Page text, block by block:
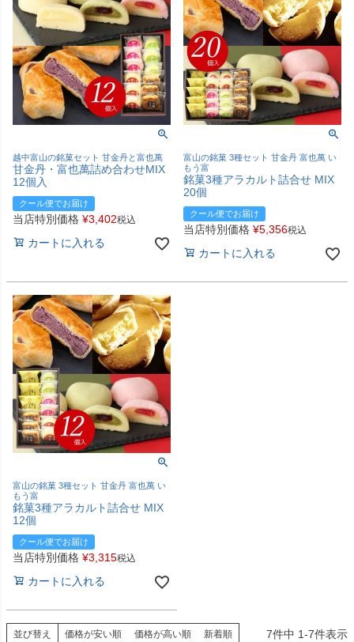
越中富山の銘菓セット 甘金丹と富也萬
甘金丹・富也萬詰め合わせMIX
12個入
クール便でお届け
当店特別価格 ¥3,402税込
カートに入れる
富山の銘菓 3種セット 甘金丹 富也萬 い
もう富
銘菓3種アラカルト詰合せ MIX
20個
クール便でお届け
当店特別価格 ¥5,356税込
カートに入れる
富山の銘菓 3種セット 甘金丹 富也萬 い
もう富
銘菓3種アラカルト詰合せ MIX
12個
クール便でお届け
当店特別価格 ¥3,315税込
カートに入れる
並び替え 価格が安い順 価格が高い順 新着順 7件中 1-7件表示